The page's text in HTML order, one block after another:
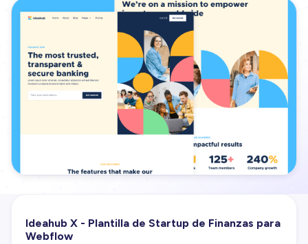
Ideahub X - Plantilla de Startup de Finanzas para
Webflow